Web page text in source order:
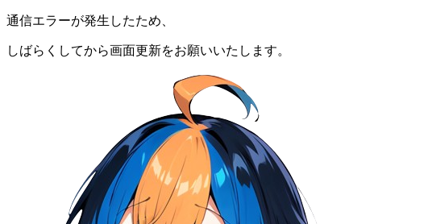
通信エラーが発生したため、
しばらくしてから画面更新をお願いいたします。